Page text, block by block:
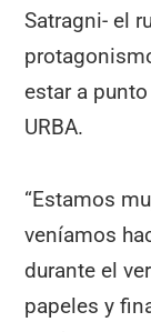
Satragni- el
estar a
URBA.
“Estamos
veníamos
durante el
papeles y